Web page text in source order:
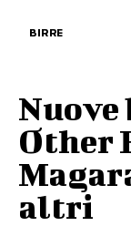
BIRRE
Nuove
Other
altri